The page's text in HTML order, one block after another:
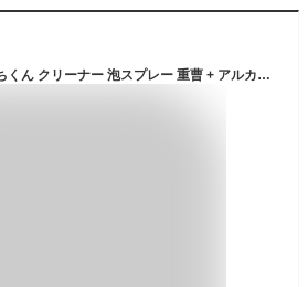
レック(LEC) 重曹の激落ちくん クリーナー 泡スプレー 重曹 + アルカリ電解水 (本体400ml×1本 + 詰替え用360ml×2個セット) 本体+詰替用2個